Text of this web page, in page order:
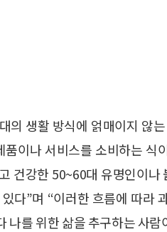
의 생활 방식에 얽매이지 않
품이나 서비스를 소비하는 식
건강한 50~60대 유명인이
다”며 “이러한 흐름에 따라
나를 위한 삶을 추구하는 사